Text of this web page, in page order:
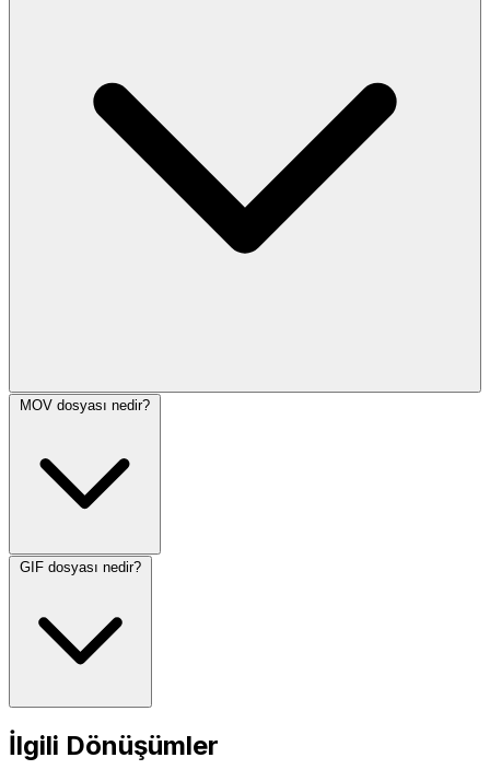
MOV dosyası nedir?
GIF dosyası nedir?
İlgili Dönüşümler